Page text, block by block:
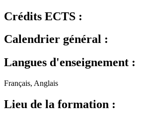
Crédits ECTS :
Calendrier général :
Langues d'enseignement :
Français, Anglais
Lieu de la formation :